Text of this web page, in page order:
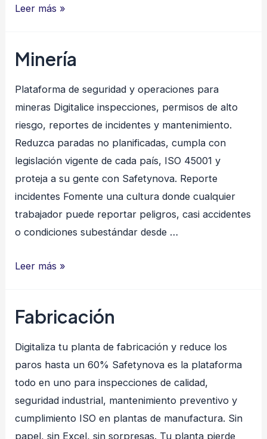
Petróleo
Leer más »
Minería
Plataforma de seguridad y operaciones para
mineras Digitalice inspecciones, permisos de alto
riesgo, reportes de incidentes y mantenimiento.
Reduzca paradas no planificadas, cumpla con
legislación vigente de cada país, ISO 45001 y
proteja a su gente con Safetynova. Reporte
incidentes Fomente una cultura donde cualquier
trabajador puede reportar peligros, casi accidentes
o condiciones subestándar desde …
Minería
Leer más »
Fabricación
Digitaliza tu planta de fabricación y reduce los
paros hasta un 60% Safetynova es la plataforma
todo en uno para inspecciones de calidad,
seguridad industrial, mantenimiento preventivo y
cumplimiento ISO en plantas de manufactura. Sin
papel, sin Excel, sin sorpresas. Tu planta pierde